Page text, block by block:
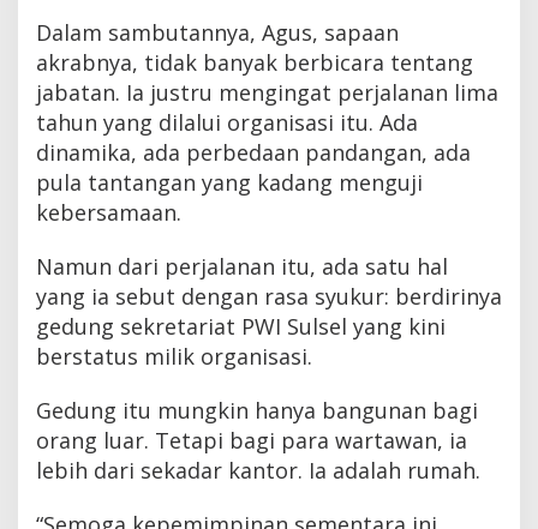
Dalam sambutannya, Agus, sapaan
akrabnya, tidak banyak berbicara tentang
jabatan. Ia justru mengingat perjalanan lima
tahun yang dilalui organisasi itu. Ada
dinamika, ada perbedaan pandangan, ada
pula tantangan yang kadang menguji
kebersamaan.
Namun dari perjalanan itu, ada satu hal
yang ia sebut dengan rasa syukur: berdirinya
gedung sekretariat PWI Sulsel yang kini
berstatus milik organisasi.
Gedung itu mungkin hanya bangunan bagi
orang luar. Tetapi bagi para wartawan, ia
lebih dari sekadar kantor. Ia adalah rumah.